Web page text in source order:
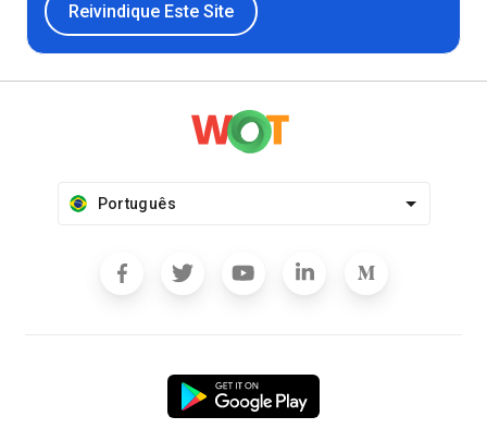
Reivindique Este Site
Português